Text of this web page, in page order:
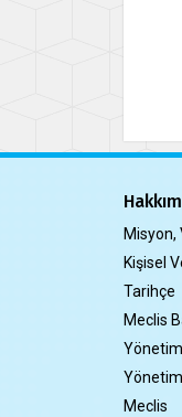
Misyon,
Kişisel
Tarihçe
Meclis
Meclis